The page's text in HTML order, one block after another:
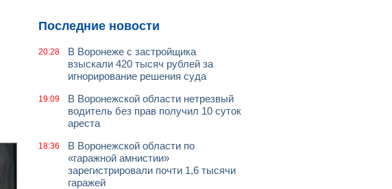
Последние новости
20:28
В Воронеже с застройщика
взыскали 420 тысяч рублей за
игнорирование решения суда
19:09
В Воронежской области нетрезвый
водитель без прав получил 10 суток
ареста
18:36
В Воронежской области по
«гаражной амнистии»
зарегистрировали почти 1,6 тысячи
гаражей